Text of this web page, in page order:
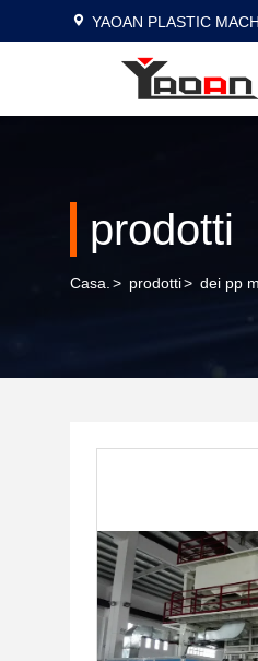
YAOAN PLASTIC
prodotti
Casa. > prodotti> dei pp